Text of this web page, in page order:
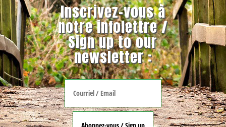
Inscrivez-vous à
notre infolettre /
Sign up to our
newsletter :